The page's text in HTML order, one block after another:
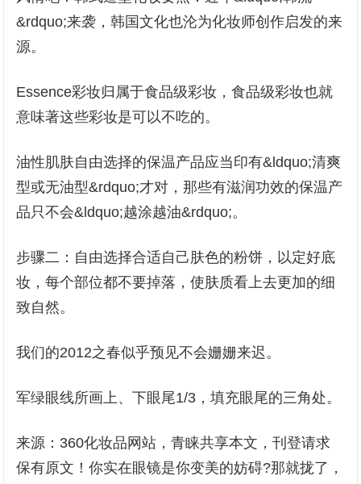
&rdquo;来袭，韩国文化也沦为化妆师创作启发的来
源。
Essence彩妆归属于食品级彩妆，食品级彩妆也就
意味著这些彩妆是可以不吃的。
油性肌肤自由选择的保温产品应当印有&ldquo;清爽
型或无油型&rdquo;才对，那些有滋润功效的保温产
品只不会&ldquo;越涂越油&rdquo;。
步骤二：自由选择合适自己肤色的粉饼，以定好底
妆，每个部位都不要掉落，使肤质看上去更加的细
致自然。
我们的2012之春似乎预见不会姗姗来迟。
军绿眼线所画上、下眼尾1/3，填充眼尾的三角处。
来源：360化妆品网站，青睐共享本文，刊登请求
保有原文！你实在眼镜是你变美的妨碍?那就拢了，